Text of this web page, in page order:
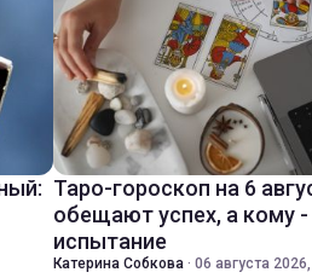
Таро-гороскоп на 6
обещают успех, а кому -
испытание
Катерина Собкова · 06 августа